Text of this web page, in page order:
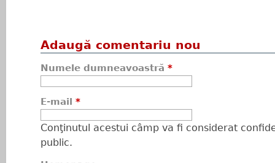
Adaugă comentariu nou
Numele dumneavoastră *
E-mail *
Conţinutul acestui câmp va fi considerat
public.